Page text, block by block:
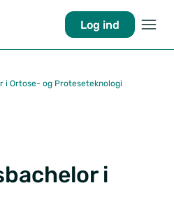
Log ind
i Ortose- og Proteseteknologi
i